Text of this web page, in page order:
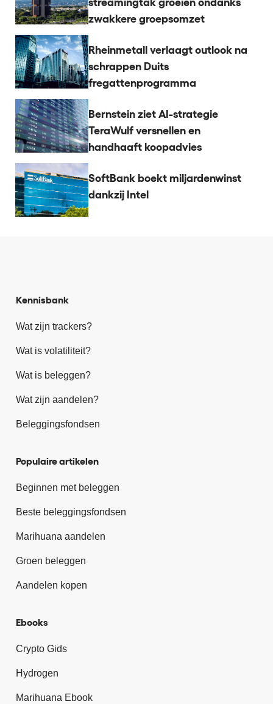
zwakkere groepsomzet
Rheinmetall verlaagt outlook na
schrappen Duits
fregattenprogramma
Bernstein ziet AI-strategie
TeraWulf versnellen en
handhaaft koopadvies
SoftBank boekt miljardenwinst
dankzij Intel
Kennisbank
Wat zijn trackers?
Wat is volatiliteit?
Wat is beleggen?
Wat zijn aandelen?
Beleggingsfondsen
Populaire artikelen
Beginnen met beleggen
Beste beleggingsfondsen
Marihuana aandelen
Groen beleggen
Aandelen kopen
Ebooks
Crypto Gids
Hydrogen
Marihuana Ebook